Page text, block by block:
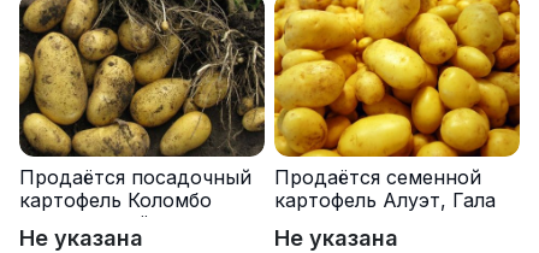
Продаётся посадочный
картофель Коломбо
оптом от трёх тонн
Не указана
Продаётся семенной
картофель Алуэт, Гала
Не указана